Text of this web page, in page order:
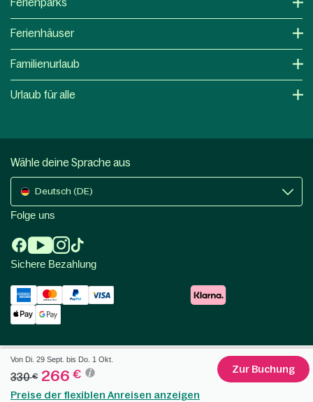
Von Di. 29 Sept. bis Do. 1 Okt.
330€ 266 €
Preise der flexiblen Anreisen anzeigen
Zur Buchung
Ferienhäuser
Familienurlaub
Urlaub für alle
Wähle deine Sprache aus
Deutsch (DE)
Folge uns
Sichere Bezahlung